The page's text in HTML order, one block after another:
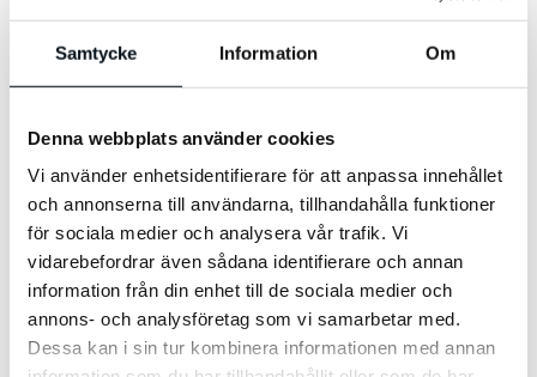
Samtycke Information Om
Denna webbplats använder cookies
Vi använder enhetsidentifierare för att anpassa innehållet
och annonserna till användarna, tillhandahålla funktioner
för sociala medier och analysera vår trafik. Vi
vidarebefordrar även sådana identifierare och annan
information från din enhet till de sociala medier och
annons- och analysföretag som vi samarbetar med.
Dessa kan i sin tur kombinera informationen med annan
behövs för att ta din affär till nästa nivå.
Genom våra certifikat får vi exklusiv
tillgång till en rad förmåner som kurser,
support, möjligheter att beta-testa,
kampanjerbjudanden och flera andra
verktyg. Certifieringarna visar på att vi
arbetar efter de senaste kunskaperna och
metoderna inom digital marknadsföring.